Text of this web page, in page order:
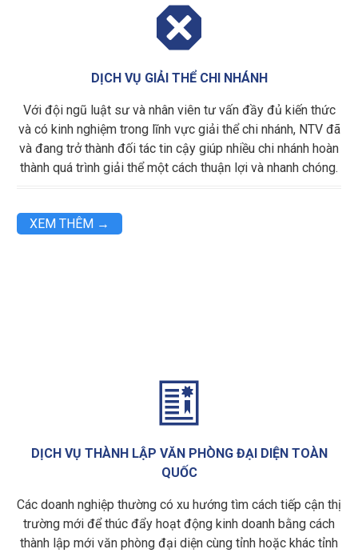

DỊCH VỤ GIẢI THỂ CHI NHÁNH
Với đội ngũ luật sư và nhân viên tư vấn đầy đủ kiến thức
và có kinh nghiệm trong lĩnh vực giải thể chi nhánh, NTV đã
và đang trở thành đối tác tin cậy giúp nhiều chi nhánh hoàn
thành quá trình giải thể một cách thuận lợi và nhanh chóng.
XEM THÊM →

DỊCH VỤ THÀNH LẬP VĂN PHÒNG ĐẠI DIỆN TOÀN
QUỐC
Các doanh nghiệp thường có xu hướng tìm cách tiếp cận thị
trường mới để thúc đẩy hoạt động kinh doanh bằng cách
thành lập mới văn phòng đại diện cùng tỉnh hoặc khác tỉnh